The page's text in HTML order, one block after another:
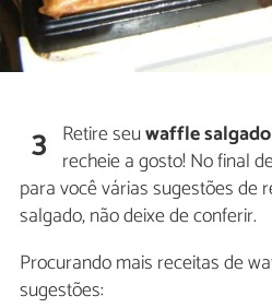
3 Retire seuwaffle salgado
recheie a gosto! No final
para você várias sugestões de
salgado, não deixe de conferir.
Procurando mais receitas de
sugestões: